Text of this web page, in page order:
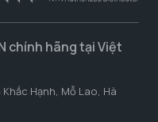
chính hãng tại Việt
Hạnh, Mỗ Lao, Hà